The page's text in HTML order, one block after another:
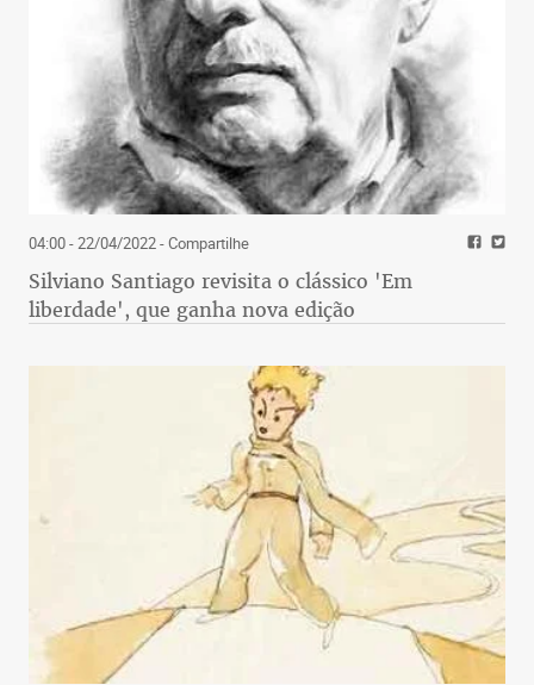
04:00 - 22/04/2022- Compartilhe
Silviano Santiago revisita o clássico 'Em
liberdade', que ganha nova edição